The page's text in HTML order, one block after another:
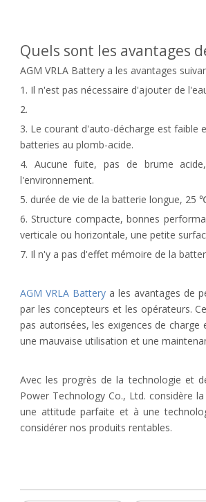
Quels sont les avantages
AGM VRLA Battery a les avantages
1. Il n'est pas nécessaire d'ajouter de
2.
3. Le courant d'auto-décharge est
batteries au plomb-acide.
4. Aucune fuite, pas de brume
l'environnement.
5. durée de vie de la batterie longue,
6. Structure compacte, bonnes
verticale ou horizontale, une petite
7. Il n'y a pas d'effet mémoire de la
AGM VRLA Battery a les avantages de
par les concepteurs et les opérateurs.
pas autorisées, les exigences de
une mauvaise utilisation et une
Avec les progrès de la technologie et
Power Technology Co., Ltd. considère
une attitude parfaite et à une
considérer nos produits rentables.